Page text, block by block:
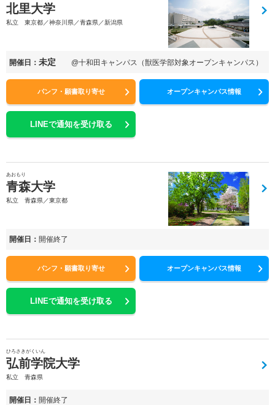
北里大学
私立 東京都／神奈川県／青森県／新潟県
開催日： 未定 @十和田キャンパス（獣医学部対象オープンキャンパス）
パンフ・願書取り寄せ オープンキャンパス情報
LINEで通知を受け取る
あおもり
青森大学
私立 青森県／東京都
開催日： 開催終了
パンフ・願書取り寄せ オープンキャンパス情報
LINEで通知を受け取る
ひろさきがくいん
弘前学院大学
私立 青森県
開催日： 開催終了